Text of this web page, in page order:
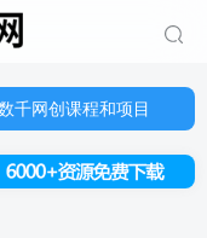
千网创课程和项目
千网创课程和项目